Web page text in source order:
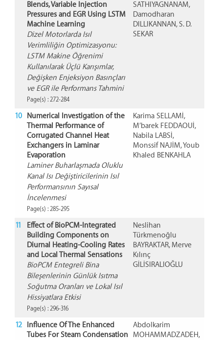
Blends, Variable Injection
Pressures and EGR Using LSTM
Machine Learning
Dizel Motorlarda Isıl
Verimliliğin Optimizasyonu:
LSTM Makine Öğrenimi
Kullanılarak Üçlü Karışımlar,
Değişken Enjeksiyon Basınçları
ve EGR ile Performans Tahmini
Page(s) : 272-284
SATHIYAGNANAM,
Damodharan
DILLIKANNAN, S. D.
SEKAR
10
Numerical Investigation of the
Thermal Performance of
Corrugated Channel Heat
Exchangers in Laminar
Evaporation
Laminer Buharlaşmada Oluklu
Kanal Isı Değiştiricilerinin Isıl
Performansının Sayısal
İncelenmesi
Page(s) : 285-295
Karima SELLAMİ,
M’barek FEDDAOUİ,
Nabila LABSİ,
Monssif NAJİM, Youb
Khaled BENKAHLA
11
Effect of BioPCM-Integrated
Building Components on
Diurnal Heating-Cooling Rates
and Local Thermal Sensations
BioPCM Entegreli Bina
Bileşenlerinin Günlük Isıtma
Soğutma Oranları ve Lokal Isıl
Hissiyatlara Etkisi
Page(s) : 296-316
Neslihan
Türkmenoğlu
BAYRAKTAR, Merve
Kılınç
GİLİSIRALIOĞLU
12
Influence Of The Enhanced
Tubes For Steam Condensation
Abdolkarim
MOHAMMADZADEH,